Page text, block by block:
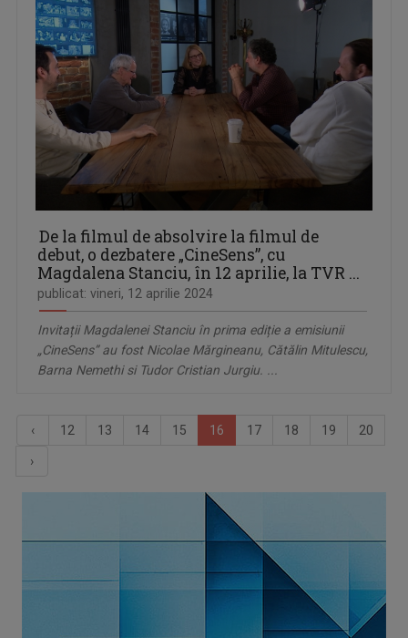
De la filmul de absolvire la filmul de
debut, o dezbatere „CineSens”, cu
Magdalena Stanciu, în 12 aprilie, la TVR ...
publicat: vineri, 12 aprilie 2024
Invitații Magdalenei Stanciu în prima ediție a emisiunii
„CineSens” au fost Nicolae Mărgineanu, Cătălin Mitulescu,
Barna Nemethi si Tudor Cristian Jurgiu. ...
‹ 12 13 14 15 16 17 18 19 20
›